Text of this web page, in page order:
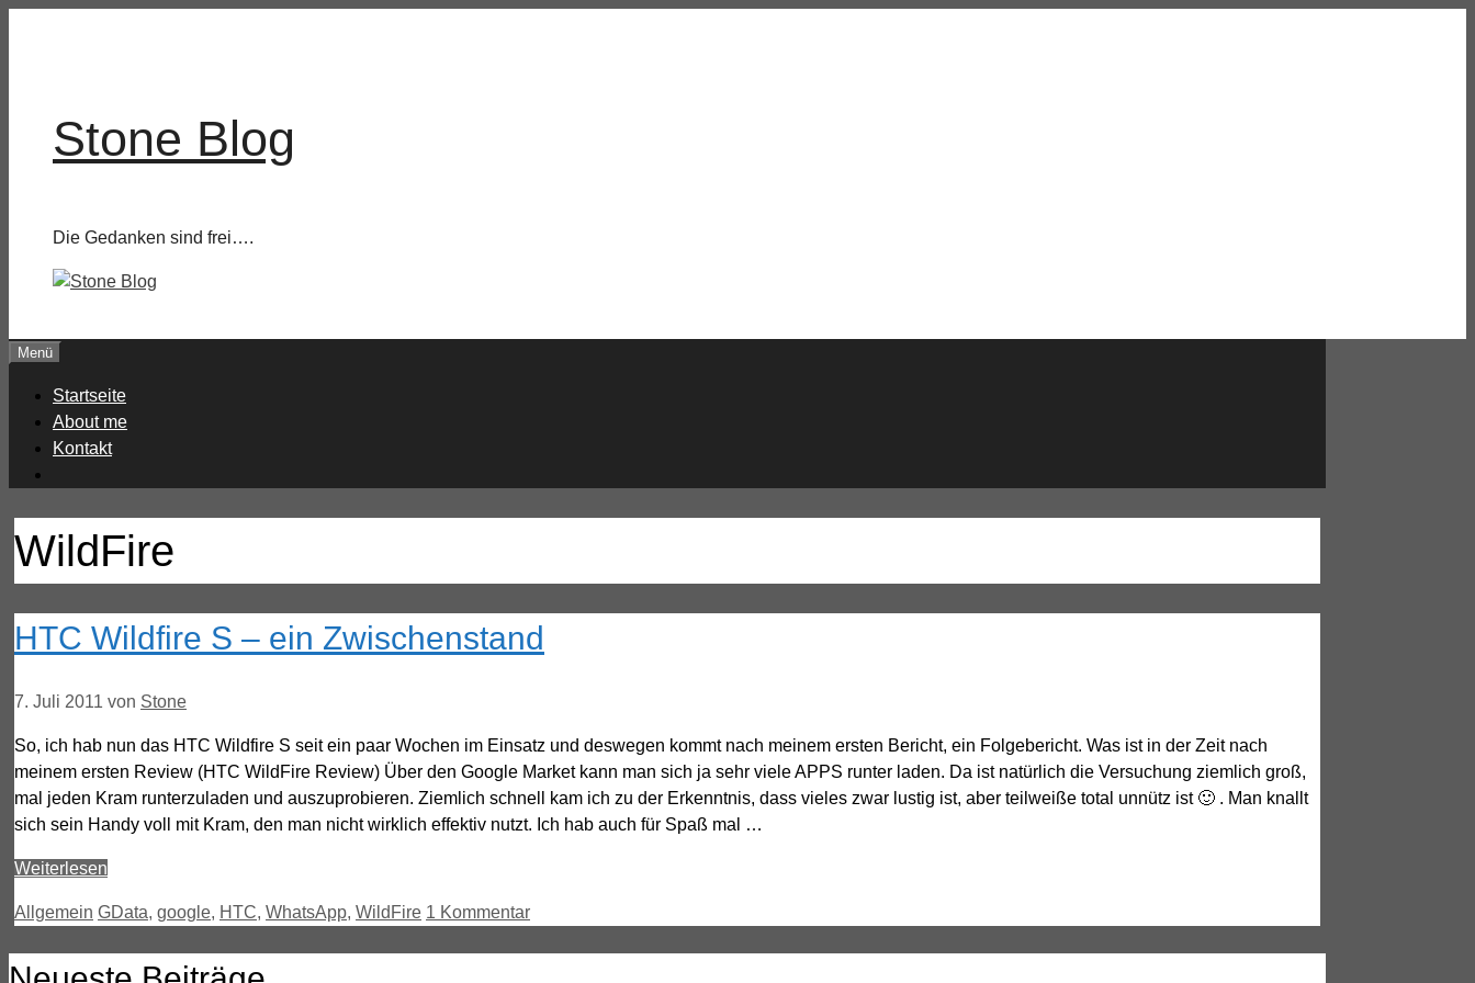
Stone Blog
Die Gedanken sind frei….
Menü
Startseite
About me
Kontakt
WildFire
HTC Wildfire S – ein Zwischenstand
7. Juli 2011 von Stone
So, ich hab nun das HTC Wildfire S seit ein paar Wochen im Einsatz und deswegen kommt nach meinem ersten Bericht, ein Folgebericht. Was ist in der Zeit nach
meinem ersten Review (HTC WildFire Review) Über den Google Market kann man sich ja sehr viele APPS runter laden. Da ist natürlich die Versuchung ziemlich groß,
mal jeden Kram runterzuladen und auszuprobieren. Ziemlich schnell kam ich zu der Erkenntnis, dass vieles zwar lustig ist, aber teilweiße total unnütz ist 🙂 . Man knallt
sich sein Handy voll mit Kram, den man nicht wirklich effektiv nutzt. Ich hab auch für Spaß mal …
Weiterlesen
Kategorien
Allgemein Schlagwörter
GData, google, HTC, WhatsApp, WildFire 1 Kommentar